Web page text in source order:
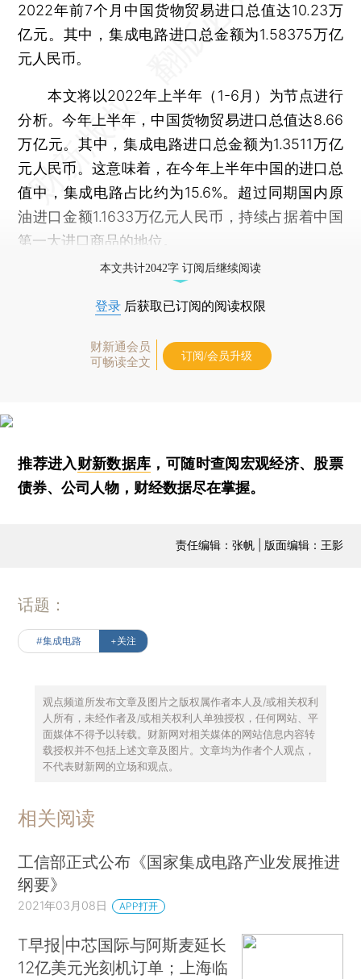
2022年前7个月中国货物贸易进口总值达10.23万
亿元。其中，集成电路进口总金额为1.58375万亿
元人民币。
本文将以2022年上半年（1-6月）为节点进行
分析。今年上半年，中国货物贸易进口总值达8.66
万亿元。其中，集成电路进口总金额为1.3511万亿
元人民币。这意味着，在今年上半年中国的进口总
值中，集成电路占比约为15.6%。超过同期国内原
油进口金额1.1633万亿元人民币，持续占据着中国
第一大进口商品的地位。
本文共计2042字 订阅后继续阅读
登录 后获取已订阅的阅读权限
财新通会员
可畅读全文
订阅/会员升级
推荐进入财新数据库 ，可随时查阅宏观经济、股票
债券、公司人物，财经数据尽在掌握。
责任编辑：张帆 | 版面编辑：王影
话题：
#集成电路 +关注
观点频道所发布文章及图片之版权属作者本人及/或相关权利
人所有，未经作者及/或相关权利人单独授权，任何网站、平
面媒体不得予以转载。财新网对相关媒体的网站信息内容转
载授权并不包括上述文章及图片。文章均为作者个人观点，
不代表财新网的立场和观点。
相关阅读
工信部正式公布《国家集成电路产业发展推进
纲要》
2021年03月08日 APP打开
T早报|中芯国际与阿斯麦延长
12亿美元光刻机订单；上海临